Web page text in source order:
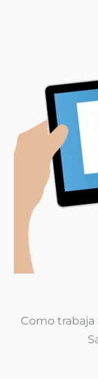
Como trabaja